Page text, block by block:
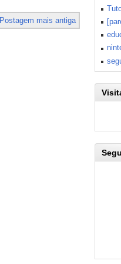
Postagem mais antiga